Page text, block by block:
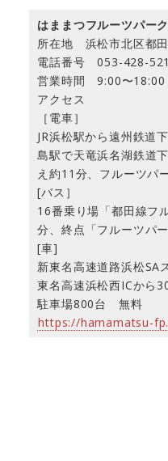
はままつフルーツパー
所在地 浜松市北区都
電話番号 053-428-
営業時間 9:00〜18:00
アクセス
［電車］
JR浜松駅から遠州鉄道
島駅で天竜浜名湖鉄道
え約11分、フルーツパ
[バス］
16番乗り場「都田線フ
分、終点「フルーツパ
[車]
新東名高速道路浜松SA
東名高速浜松西ICから
駐車場800台 無料
https://hamamatsu-